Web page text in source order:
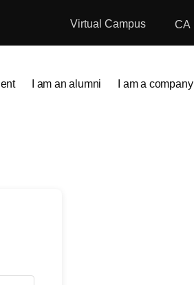
Virtual Campus CA
I am an alumni I am a company